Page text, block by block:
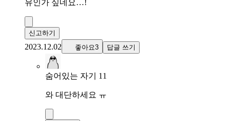
유인가 싶네요…!
신고하기
2023.12.02 좋아요3 답글 쓰기
숨어있는 자기 11
와 대단하세요 ㅠ